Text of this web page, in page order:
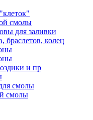
смолы
для заливки
браслетов, колец
и пр
смолы
смолы